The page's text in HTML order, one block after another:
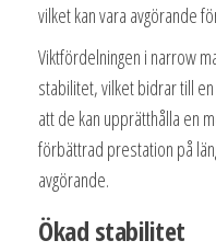
vilket kan vara avgörande
Viktfördelningen i narrow
stabilitet, vilket bidrar till
att de kan upprätthålla en
förbättrad prestation på
avgörande.
Ökad stabilitet